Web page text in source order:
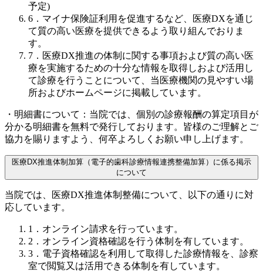
予定)
6．マイナ保険証利用を促進するなど、医療DXを通じ
て質の高い医療を提供できるよう取り組んでおりま
す。
7．医療DX推進の体制に関する事項および質の高い医
療を実施するための十分な情報を取得しおよび活用し
て診療を行うことについて、当医療機関の見やすい場
所およびホームページに掲載しています。
・明細書について：当院では、個別の診療報酬の算定項目が
分かる明細書を無料で発行しております。皆様のご理解とご
協力を賜りますよう、何卒よろしくお願い申し上げます。
医療DX推進体制加算（電子的歯科診療情報連携整備加算）に係る掲示
について
当院では、医療DX推進体制整備について、以下の通りに対
応しています。
1．オンライン請求を行っています。
2．オンライン資格確認を行う体制を有しています。
3．電子資格確認を利用して取得した診療情報を、診察
室で閲覧又は活用できる体制を有しています。